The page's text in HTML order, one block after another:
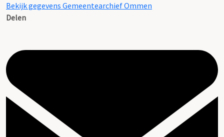
Bekijk gegevens Gemeentearchief Ommen
Delen